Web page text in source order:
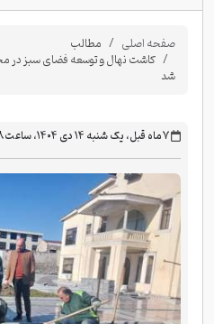
صفحه اصلی مطالب
کاشت نهال و توسعه فضای سبز در
شد
‫۷ ماه قبل، یک شنبه ۱۴ دی ۱۴۰۴، ساعت ۰۱:۳۸